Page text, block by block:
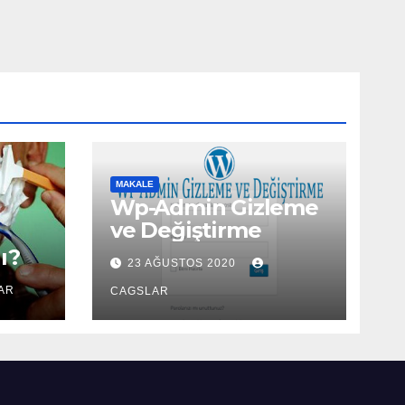
MAKALE
Wp-Admin Gizleme
ve Değiştirme
23 AĞUSTOS 2020
CAGSLAR